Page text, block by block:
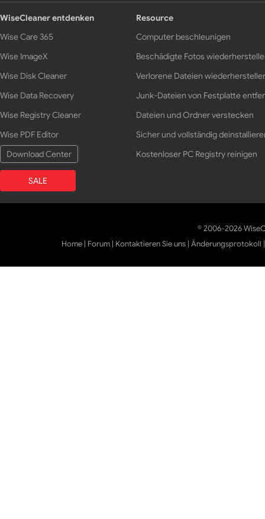
WiseCleaner entdenken
Wise Care 365
Wise ImageX
Wise Disk Cleaner
Wise Data Recovery
Wise Registry Cleaner
Wise PDF Editor
Download Center
SALE
Resource
Computer beschleunigen
Beschädigte Fotos
Verlorene Dateien
Junk-Dateien von Festplatte
Dateien und Ordner verstecken
Sicher und vollständig
Kostenloser PC Registry reinigen
© 2006-2026
Home | Forum | Kontaktieren Sie uns |Änderungsprotokoll